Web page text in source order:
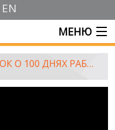
EN
МЕНЮ
АРСЕНИЙ ЯЦЕНЮК О 100 ДНЯХ РАБОТЫ ПРАВИТЕЛЬСТВА